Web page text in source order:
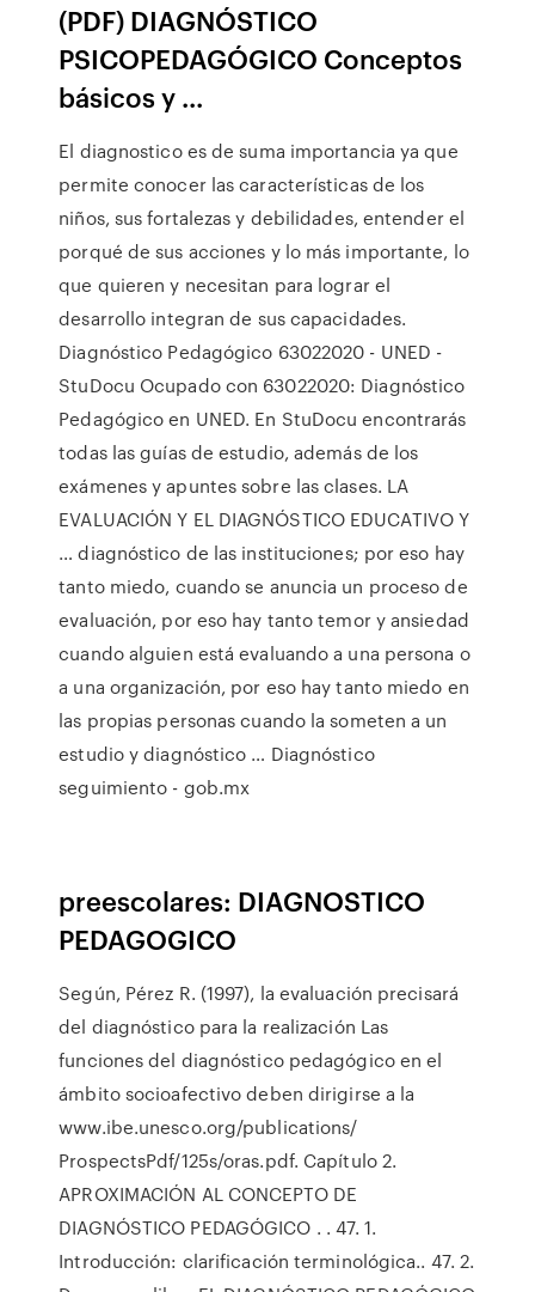
(PDF) DIAGNÓSTICO
PSICOPEDAGÓGICO Conceptos
básicos y ...
El diagnostico es de suma importancia ya que
permite conocer las características de los
niños, sus fortalezas y debilidades, entender el
porqué de sus acciones y lo más importante, lo
que quieren y necesitan para lograr el
desarrollo integran de sus capacidades.
Diagnóstico Pedagógico 63022020 - UNED -
StuDocu Ocupado con 63022020: Diagnóstico
Pedagógico en UNED. En StuDocu encontrarás
todas las guías de estudio, además de los
exámenes y apuntes sobre las clases. LA
EVALUACIÓN Y EL DIAGNÓSTICO EDUCATIVO Y
… diagnóstico de las instituciones; por eso hay
tanto miedo, cuando se anuncia un proceso de
evaluación, por eso hay tanto temor y ansiedad
cuando alguien está evaluando a una persona o
a una organización, por eso hay tanto miedo en
las propias personas cuando la someten a un
estudio y diagnóstico … Diagnóstico
seguimiento - gob.mx
preescolares: DIAGNOSTICO
PEDAGOGICO
Según, Pérez R. (1997), la evaluación precisará
del diagnóstico para la realización Las
funciones del diagnóstico pedagógico en el
ámbito socioafectivo deben dirigirse a la
www.ibe.unesco.org/publications/
ProspectsPdf/125s/oras.pdf. Capítulo 2.
APROXIMACIÓN AL CONCEPTO DE
DIAGNÓSTICO PEDAGÓGICO . . 47. 1.
Introducción: clarificación terminológica.. 47. 2.